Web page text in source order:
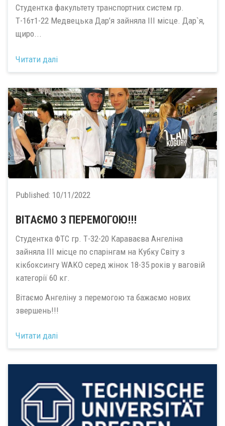
Студентка факультету транспортних систем гр.
Т-16т1-22 Медвецька Дар’я зайняла III місце. Дар`я,
щиро...
Читати далі
Published: 10/11/2022
ВІТАЄМО З ПЕРЕМОГОЮ!!!
Студентка ФТС гр. Т-32-20 Караваєва Ангеліна
зайняла III місце по спарінгам на Кубку Світу з
кікбоксингу WAKO серед жінок 18-35 років у ваговій
категорії 60 кг.
Вітаємо Ангеліну з перемогою та бажаємо нових
звершень!!!
Читати далі